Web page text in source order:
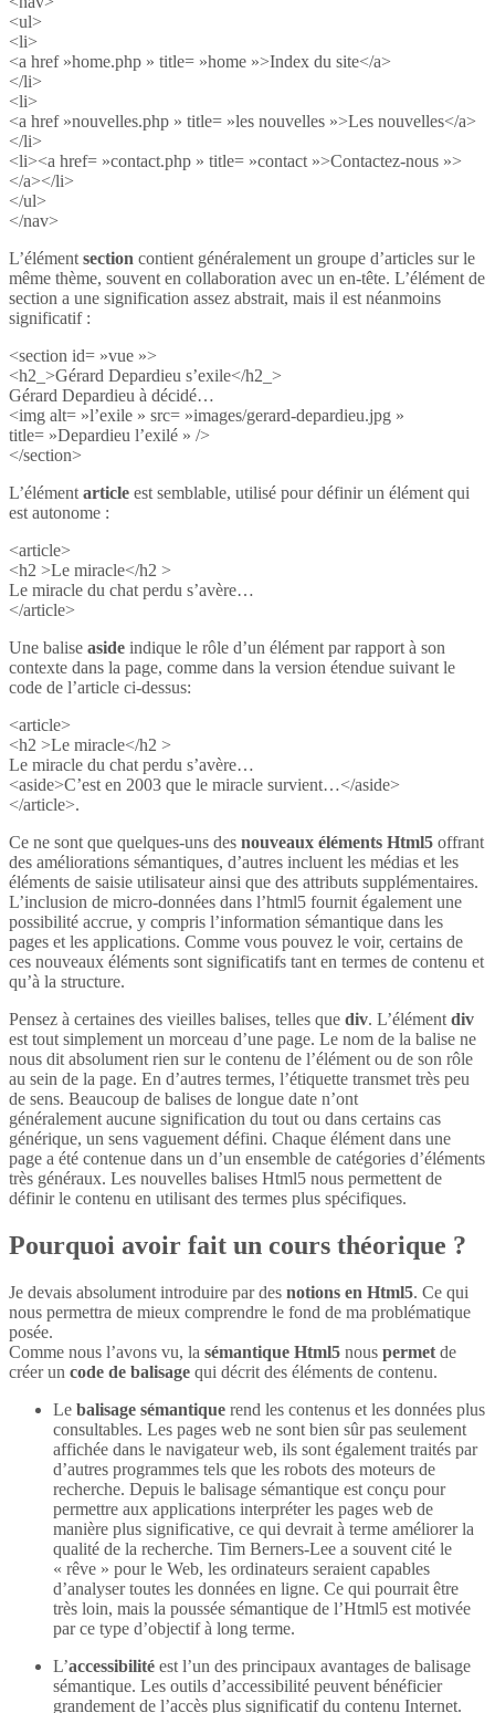
<ul>
<li>
<a href »home.php » title= »home »>Index du site</a>
</li>
<li>
<a href »nouvelles.php » title= »les nouvelles »>Les nouvelles</a>
</li>
<li><a href= »contact.php » title= »contact »>Contactez-nous »>
</a></li>
</ul>
</nav>
L’élément section contient généralement un groupe d’articles sur le
même thème, souvent en collaboration avec un en-tête. L’élément de
section a une signification assez abstrait, mais il est néanmoins
significatif :
<section id= »vue »>
<h2_>Gérard Depardieu s’exile</h2_>
Gérard Depardieu à décidé…
<img alt= »l’exile » src= »images/gerard-depardieu.jpg »
title= »Depardieu l’exilé » />
</section>
L’élément article est semblable, utilisé pour définir un élément qui
est autonome :
<article>
<h2 >Le miracle</h2 >
Le miracle du chat perdu s’avère…
</article>
Une balise aside indique le rôle d’un élément par rapport à son
contexte dans la page, comme dans la version étendue suivant le
code de l’article ci-dessus:
<article>
<h2 >Le miracle</h2 >
Le miracle du chat perdu s’avère…
<aside>C’est en 2003 que le miracle survient…</aside>
</article>.
Ce ne sont que quelques-uns des nouveaux éléments Html5 offrant
des améliorations sémantiques, d’autres incluent les médias et les
éléments de saisie utilisateur ainsi que des attributs supplémentaires.
L’inclusion de micro-données dans l’html5 fournit également une
possibilité accrue, y compris l’information sémantique dans les
pages et les applications. Comme vous pouvez le voir, certains de
ces nouveaux éléments sont significatifs tant en termes de contenu et
qu’à la structure.
Pensez à certaines des vieilles balises, telles que div. L’élément div
est tout simplement un morceau d’une page. Le nom de la balise ne
nous dit absolument rien sur le contenu de l’élément ou de son rôle
au sein de la page. En d’autres termes, l’étiquette transmet très peu
de sens. Beaucoup de balises de longue date n’ont
généralement aucune signification du tout ou dans certains cas
générique, un sens vaguement défini. Chaque élément dans une
page a été contenue dans un d’un ensemble de catégories d’éléments
très généraux. Les nouvelles balises Html5 nous permettent de
définir le contenu en utilisant des termes plus spécifiques.
Pourquoi avoir fait un cours théorique ?
Je devais absolument introduire par des notions en Html5. Ce qui
nous permettra de mieux comprendre le fond de ma problématique
posée.
Comme nous l’avons vu, la sémantique Html5 nous permet de
créer un code de balisage qui décrit des éléments de contenu.
Le balisage sémantique rend les contenus et les données plus
consultables. Les pages web ne sont bien sûr pas seulement
affichée dans le navigateur web, ils sont également traités par
d’autres programmes tels que les robots des moteurs de
recherche. Depuis le balisage sémantique est conçu pour
permettre aux applications interpréter les pages web de
manière plus significative, ce qui devrait à terme améliorer la
qualité de la recherche. Tim Berners-Lee a souvent cité le
« rêve » pour le Web, les ordinateurs seraient capables
d’analyser toutes les données en ligne. Ce qui pourrait être
très loin, mais la poussée sémantique de l’Html5 est motivée
par ce type d’objectif à long terme.
L’accessibilité est l’un des principaux avantages de balisage
sémantique. Les outils d’accessibilité peuvent bénéficier
grandement de l’accès plus significatif du contenu Internet.